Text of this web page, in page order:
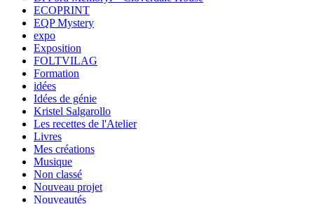
ECOPRINT
EQP Mystery
expo
Exposition
FOLTVILAG
Formation
idées
Idées de génie
Kristel Salgarollo
Les recettes de l'Atelier
Livres
Mes créations
Musique
Non classé
Nouveau projet
Nouveautés